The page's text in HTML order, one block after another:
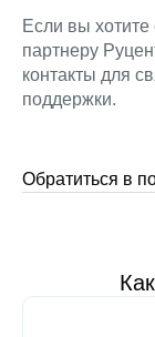
Если вы
партнеру
контакты для
поддержки.
Обратиться в